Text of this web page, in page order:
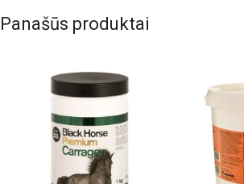
Panašūs produktai